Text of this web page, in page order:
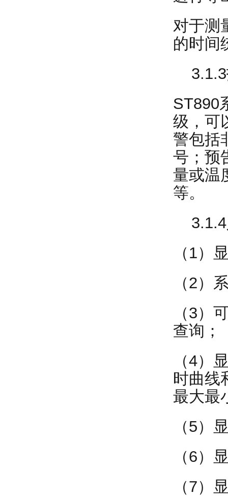
对于测
的时间
3.1.3
ST890
级，可
警包括
号；预
量或温
等。
3.1.4
（1）
（2）
（3）
查询；
（4）
时曲线
最大最
（5）
（6）
（7）